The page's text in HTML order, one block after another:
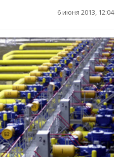
6 июня 2013, 12:04